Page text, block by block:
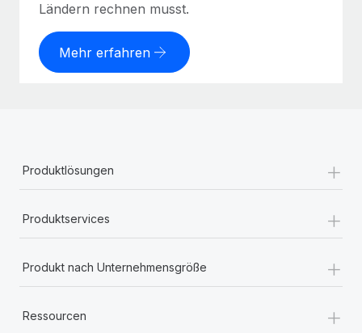
Ländern rechnen musst.
Mehr erfahren
Produktlösungen +
Produktservices +
Produkt nach Unternehmensgröße +
Ressourcen +